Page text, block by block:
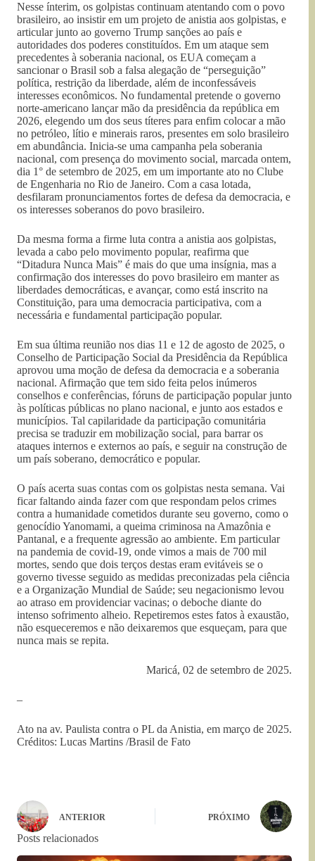
Nesse ínterim, os golpistas continuam atentando com o povo
brasileiro, ao insistir em um projeto de anistia aos golpistas, e
articular junto ao governo Trump sanções ao país e
autoridades dos poderes constituídos. Em um ataque sem
precedentes à soberania nacional, os EUA começam a
sancionar o Brasil sob a falsa alegação de “perseguição”
política, restrição da liberdade, além de inconfessáveis
interesses econômicos. No fundamental pretende o governo
norte-americano lançar mão da presidência da república em
2026, elegendo um dos seus títeres para enfim colocar a mão
no petróleo, lítio e minerais raros, presentes em solo brasileiro
em abundância. Inicia-se uma campanha pela soberania
nacional, com presença do movimento social, marcada ontem,
dia 1° de setembro de 2025, em um importante ato no Clube
de Engenharia no Rio de Janeiro. Com a casa lotada,
desfilaram pronunciamentos fortes de defesa da democracia, e
os interesses soberanos do povo brasileiro.
Da mesma forma a firme luta contra a anistia aos golpistas,
levada a cabo pelo movimento popular, reafirma que
“Ditadura Nunca Mais” é mais do que uma insígnia, mas a
confirmação dos interesses do povo brasileiro em manter as
liberdades democráticas, e avançar, como está inscrito na
Constituição, para uma democracia participativa, com a
necessária e fundamental participação popular.
Em sua última reunião nos dias 11 e 12 de agosto de 2025, o
Conselho de Participação Social da Presidência da República
aprovou uma moção de defesa da democracia e a soberania
nacional. Afirmação que tem sido feita pelos inúmeros
conselhos e conferências, fóruns de participação popular junto
às políticas públicas no plano nacional, e junto aos estados e
municípios. Tal capilaridade da participação comunitária
precisa se traduzir em mobilização social, para barrar os
ataques internos e externos ao país, e seguir na construção de
um país soberano, democrático e popular.
O país acerta suas contas com os golpistas nesta semana. Vai
ficar faltando ainda fazer com que respondam pelos crimes
contra a humanidade cometidos durante seu governo, como o
genocídio Yanomami, a queima criminosa na Amazônia e
Pantanal, e a frequente agressão ao ambiente. Em particular
na pandemia de covid-19, onde vimos a mais de 700 mil
mortes, sendo que dois terços destas eram evitáveis se o
governo tivesse seguido as medidas preconizadas pela ciência
e a Organização Mundial de Saúde; seu negacionismo levou
ao atraso em providenciar vacinas; o deboche diante do
intenso sofrimento alheio. Repetiremos estes fatos à exaustão,
não esqueceremos e não deixaremos que esqueçam, para que
nunca mais se repita.
Maricá, 02 de setembro de 2025.
–
Ato na av. Paulista contra o PL da Anistia, em março de 2025.
Créditos: Lucas Martins /Brasil de Fato
ANTERIOR PRÓXIMO
Posts relacionados